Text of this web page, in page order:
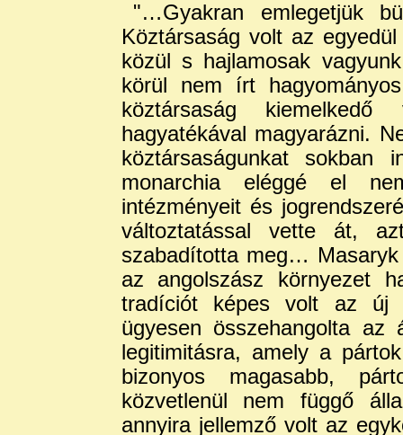
"…Gyakran emlegetjük
Köztársaság volt az
közül s hajlamosak
körül nem írt
köztársaság kiemelkedő
hagyatékával magyarázni.
köztársaságunkat sokban
monarchia eléggé el
intézményeit és
változtatással vette át,
szabadította meg…
az angolszász környezet
tradíciót képes volt az új
ügyesen összehangolta az
legitimitásra, amely a
bizonyos magasabb,
közvetlenül nem függő
annyira jellemző volt az